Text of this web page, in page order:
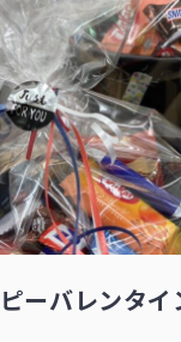
ーバレンタイ